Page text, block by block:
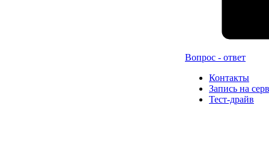
Вопрос - ответ
Контакты
Запись на
Тест-драйв